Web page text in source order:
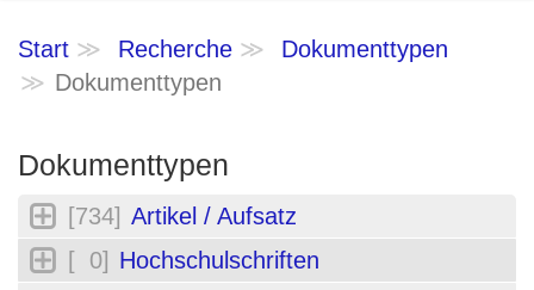
Start Recherche
Dokumenttypen
Dokumenttypen
Dokumenttypen
[734] Artikel / Aufsatz
[ 0] Hochschulschriften